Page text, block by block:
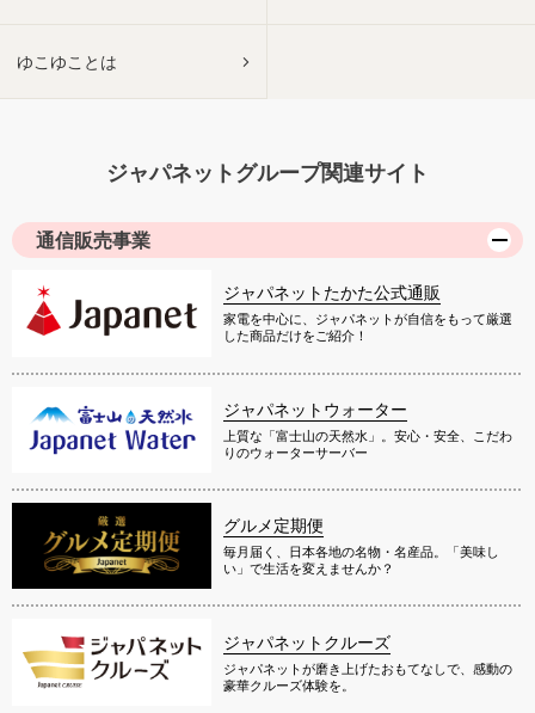
ゆこゆことは
ジャパネットグループ関連サイト
通信販売事業
ジャパネットたかた公式通販
家電を中心に、ジャパネットが自信をもって厳選
した商品だけをご紹介！
ジャパネットウォーター
上質な「富士山の天然水」。安心・安全、こだわ
りのウォーターサーバー
グルメ定期便
毎月届く、日本各地の名物・名産品。「美味し
い」で生活を変えませんか？
ジャパネットクルーズ
ジャパネットが磨き上げたおもてなしで、感動の
豪華クルーズ体験を。